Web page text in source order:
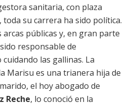
sanitaria, con plaza
toda su carrera ha sido política.
arcas públicas y, en gran parte
responsable de
las gallinas. La
Marisu es una trianera hija de
el hoy abogado de
Reche, lo conoció en la